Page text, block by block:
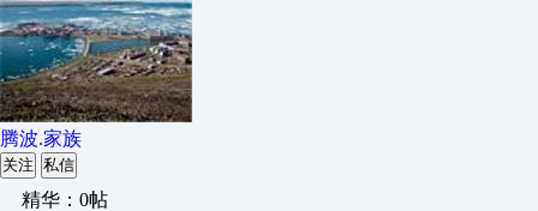
腾波.家族
关注 私信
精华：0帖